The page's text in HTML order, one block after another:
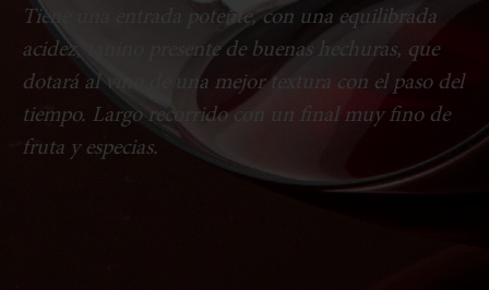
Tiene una entrada potente, con una equilibrada
acidez, tanino presente de buenas hechuras, que
dotará al vino de una mejor textura con el paso del
tiempo. Largo recorrido con un ﬁnal muy ﬁno de
fruta y especias.